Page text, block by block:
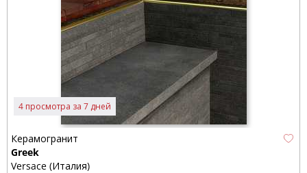
4 просмотра за 7 дней
Керамогранит
Greek
Versace (Италия)